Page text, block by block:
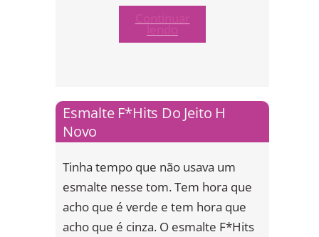
lendo
Esmalte F*Hits Do Jeito H
Novo
Tinha tempo que não usava um
esmalte nesse tom. Tem hora que
acho que é verde e tem hora que
acho que é cinza. O esmalte F*Hits